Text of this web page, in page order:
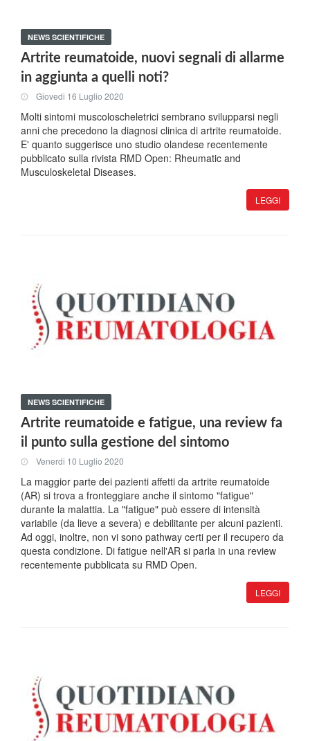
NEWS SCIENTIFICHE
Artrite reumatoide, nuovi segnali di allarme
in aggiunta a quelli noti?
Giovedi 16 Luglio 2020
Molti sintomi muscoloscheletrici sembrano svilupparsi negli
anni che precedono la diagnosi clinica di artrite reumatoide.
E' quanto suggerisce uno studio olandese recentemente
pubblicato sulla rivista RMD Open: Rheumatic and
Musculoskeletal Diseases.
LEGGI
NEWS SCIENTIFICHE
Artrite reumatoide e fatigue, una review fa
il punto sulla gestione del sintomo
Venerdi 10 Luglio 2020
La maggior parte dei pazienti affetti da artrite reumatoide
(AR) si trova a fronteggiare anche il sintomo "fatigue"
durante la malattia. La "fatigue" può essere di intensità
variabile (da lieve a severa) e debilitante per alcuni pazienti.
Ad oggi, inoltre, non vi sono pathway certi per il recupero da
questa condizione. Di fatigue nell'AR si parla in una review
recentemente pubblicata su RMD Open.
LEGGI